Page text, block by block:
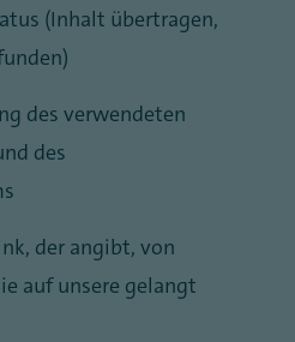
(Inhalt übertragen,
des verwendeten
des
der angibt, von
auf unsere gelangt